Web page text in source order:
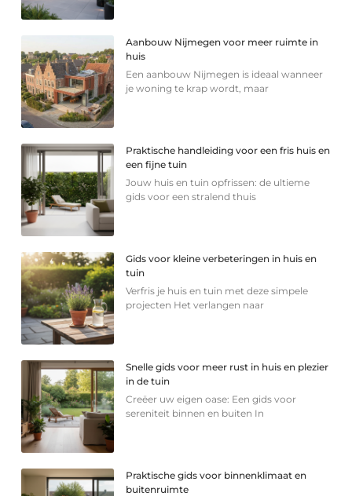
Aanbouw Nijmegen voor meer ruimte in
huis
Een aanbouw Nijmegen is ideaal wanneer
je woning te krap wordt, maar
Praktische handleiding voor een fris huis en
een fijne tuin
Jouw huis en tuin opfrissen: de ultieme
gids voor een stralend thuis
Gids voor kleine verbeteringen in huis en
tuin
Verfris je huis en tuin met deze simpele
projecten Het verlangen naar
Snelle gids voor meer rust in huis en plezier
in de tuin
Creëer uw eigen oase: Een gids voor
sereniteit binnen en buiten In
Praktische gids voor binnenklimaat en
buitenruimte